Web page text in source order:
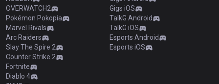
OVERWATCH2
Pokémon Pokopia
Marvel Rivals
Arc Raiders
Slay The Spire 2
Counter Strike 2
Fortnite
Diablo 4
Gigs iOS
TalkG Android
TalkG iOS
Esports Android
Esports iOS